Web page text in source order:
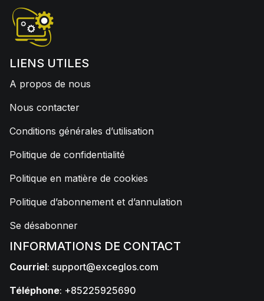
LIENS UTILES
A propos de nous
Nous contacter
Conditions générales d’utilisation
Politique de confidentialité
Politique en matière de cookies
Politique d’abonnement et d’annulation
Se désabonner
INFORMATIONS DE CONTACT
Courriel: support@exceglos.com
Téléphone: +85225925690